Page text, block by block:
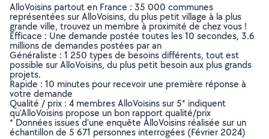
AlloVoisins partout en France : 35 000 communes
représentées sur AlloVoisins, du plus petit village à la plus
grande ville, trouvez un membre à proximité de chez vous !
Efficace : Une demande postée toutes les 10 secondes, 3.6
millions de demandes postées par an
Généraliste : 1 250 types de besoins différents, tout est
possible sur AlloVoisins, du plus petit besoin aux plus grands
projets.
Rapide : 10 minutes pour recevoir une première réponse à
votre demande
Qualité / prix : 4 membres AlloVoisins sur 5* indiquent
qu’AlloVoisins propose un bon rapport qualité/prix
* Données issues d’une enquête AlloVoisins réalisée sur un
échantillon de 5 671 personnes interrogées (Février 2024)